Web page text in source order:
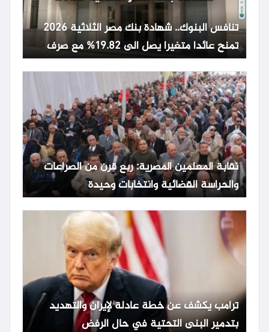
تنافس البنوك.. شهادة بنك مصر الثلاثية 2026
تمنح عائدا متغيرا يصل الى 19.82% مع صرف
شهري
نقابة المعلمين المصرية: ربع قرن من الصراعات
والحراسة القضائية وانتخابات وحيدة
ترامب يكشف عن خطة عادلة لإيران والتهديد
بتدمير البنى التحتية في حال الرفض